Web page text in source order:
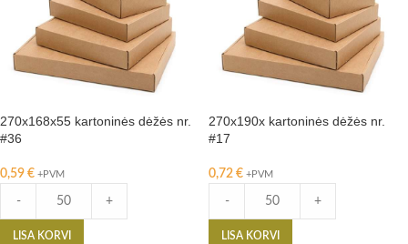
270x168x55 kartoninės dėžės nr.
#36
0,59 € +PVM
- +
LISA KORVI
270x190x kartoninės dėžės nr.
#17
0,72 € +PVM
- +
LISA KORVI